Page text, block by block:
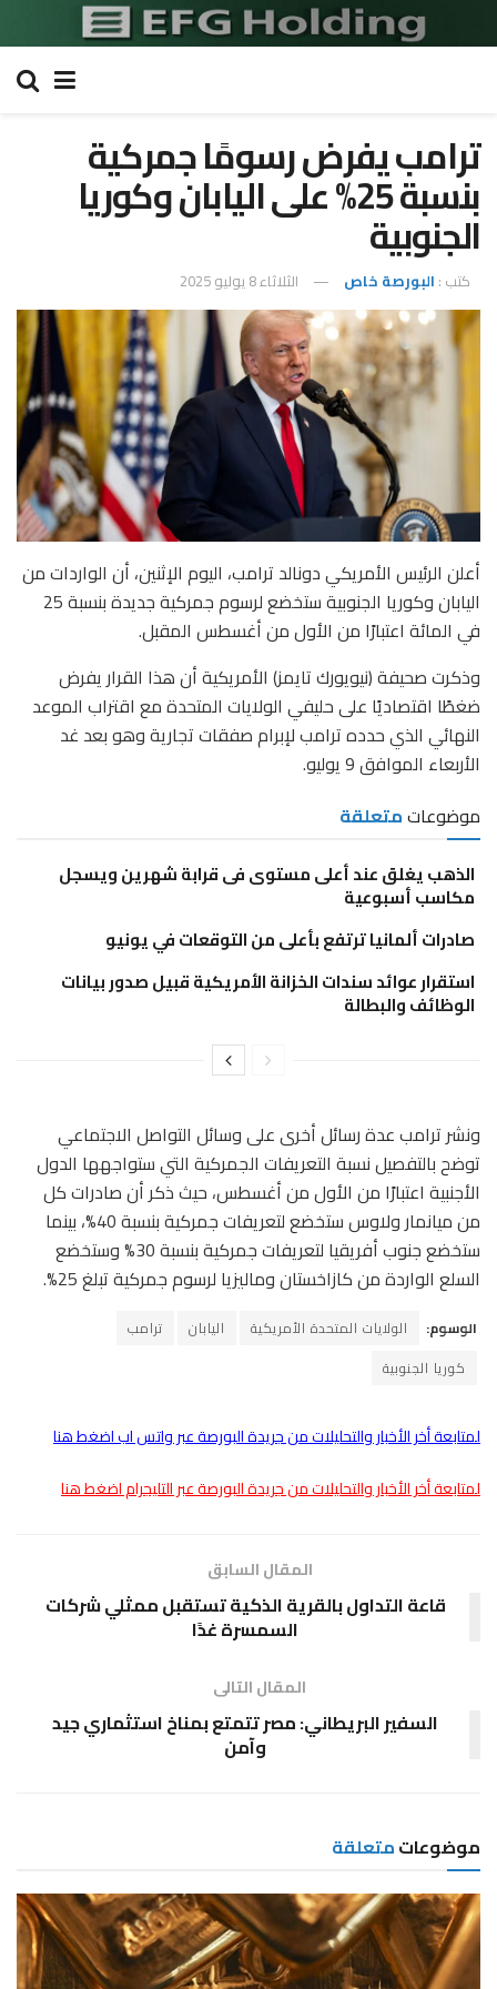
ترامب يفرض رسومًا جمركية
بنسبة 25% على اليابان وكوريا
الجنوبية
كتب : البورصة خاص الثلاثاء 8 يوليو 2025
أعلن الرئيس الأمريكي دونالد ترامب، اليوم الإثنين، أن الواردات من
اليابان وكوريا الجنوبية ستخضع لرسوم جمركية جديدة بنسبة 25
في المائة اعتبارًا من الأول من أغسطس المقبل.
وذكرت صحيفة (نيويورك تايمز) الأمريكية أن هذا القرار يفرض
ضغطًا اقتصاديًا على حليفي الولايات المتحدة مع اقتراب الموعد
النهائي الذي حدده ترامب لإبرام صفقات تجارية وهو بعد غد
الأربعاء الموافق 9 يوليو.
موضوعاتمتعلقة
الذهب يغلق عند أعلى مستوى فى قرابة شهرين ويسجل
مكاسب أسبوعية
صادرات ألمانيا ترتفع بأعلى من التوقعات في يونيو
استقرار عوائد سندات الخزانة الأمريكية قبيل صدور بيانات
الوظائف والبطالة
ونشر ترامب عدة رسائل أخرى على وسائل التواصل الاجتماعي
توضح بالتفصيل نسبة التعريفات الجمركية التي ستواجهها الدول
الأجنبية اعتبارًا من الأول من أغسطس، حيث ذكر أن صادرات كل
من ميانمار ولاوس ستخضع لتعريفات جمركية بنسبة 40%، بينما
ستخضع جنوب أفريقيا لتعريفات جمركية بنسبة 30% وستخضع
السلع الواردة من كازاخستان وماليزيا لرسوم جمركية تبلغ 25%.
الوسوم: الولايات المتحدة الأمريكية اليابان
ترامب
كوريا الجنوبية
لمتابعة أخر الأخبار والتحليلات من جريدة البورصة عبر واتس اب اضغط هنا
لمتابعة أخر الأخبار والتحليلات من جريدة البورصة عبر التليجرام اضغط هنا
المقال السابق
قاعة التداول بالقرية الذكية تستقبل ممثلي شركات
السمسرة غدًا
المقال التالى
السفير البريطاني: مصر تتمتع بمناخ استثماري جيد
وآمن
موضوعاتمتعلقة